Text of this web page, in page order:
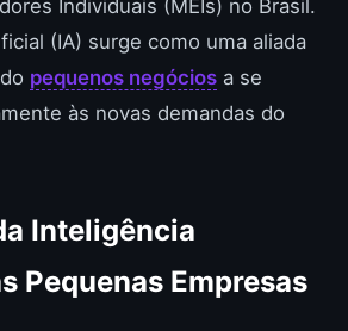
Individuais (MEIs) no Brasil.
(IA) surge como uma aliada
pequenos negócios a se
às novas demandas do
Inteligência
Pequenas Empresas